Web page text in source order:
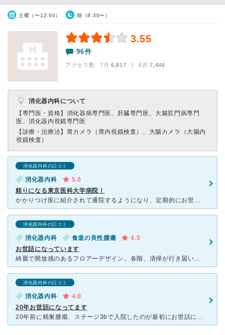
土曜（〜12:00） 朝（8:30〜）
3.55
96件
アクセス数 7月:6,817 | 6月:7,446
消化器内科について
【専門医・資格】 消化器病専門医、肝臓専門医、大腸肛門病専門
医、消化器内視鏡専門医
【診療・治療法】 胃カメラ（胃内視鏡検査）、大腸カメラ（大腸内
視鏡検査）
消化器内科の口コミ
消化器内科
5.0
頼りになる東京医科大学病院！
かかりつけ医に紹介されて通院するようになり、定期的にお世話になっております。主治医の先生のみならず、複数の先生で時間をかけて丁寧にわかるまで説明してくださる仕組みになっているようで、難しい消化器検査を
消化器内科の口コミ
消化器内科 食道の良性腫瘍
4.5
お世話になっています
綺麗で開放感のあるフロアーデザイン。各階、清掃が行き届いており清潔感がある。 わたしは消化器内科、歯科口腔外科、眼科、放射線科を受診。 どの科に関しても、いつも外来患者さんが多いです。（かなり待ちます
消化器内科の口コミ
消化器内科
4.0
20年お世話になってます
20年前に精巣腫瘍、ステージ3bで入院したのが最初にお世話になりました。 半年間の入院治療でしたが、おかげさまで何も再発転移も無く、今に至ってます。 その後、、心臓頻脈症をカテーテル手術、糖尿病治